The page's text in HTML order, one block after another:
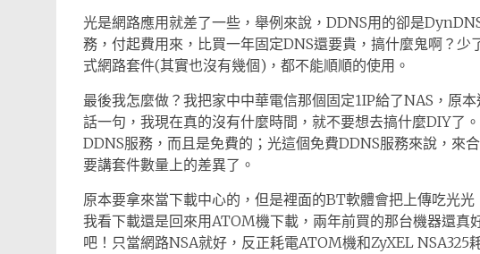
光是網路應用就差了一些，舉例來說，DDNS用的卻是
務，付起費用來，比買一年固定DNS還要貴，搞什麼鬼啊？少
式網路套件(其實也沒有幾個)，都不能順順的使用。
最後我怎麼做？我把家中中華電信那個固定1IP給了NAS，原
話一句，我現在真的沒有什麼時間，就不要想去搞什麼DIY了
DDNS服務，而且是免費的；光這個免費DDNS服務來說，來
要講套件數量上的差異了。
原本要拿來當下載中心的，但是裡面的BT軟體會把上傳吃光
我看下載還是回來用ATOM機下載，兩年前買的那台機器還真
吧！只當網路NSA就好，反正耗電ATOM機和ZyXEL NSA325